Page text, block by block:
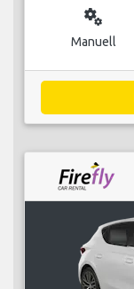
miscellaneous_services
Manuell